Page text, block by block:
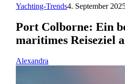
Yachting-Trends4. September
Port Colborne: Ein
maritimes Reiseziel
Alexandra